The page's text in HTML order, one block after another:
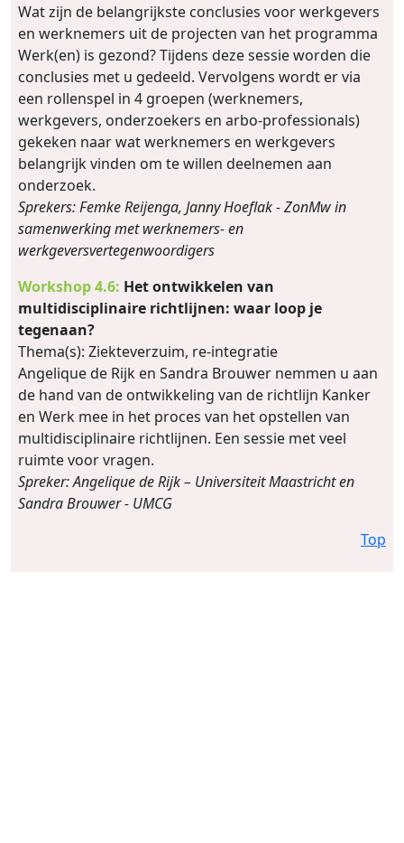
Wat zijn de belangrijkste conclusies voor werkgevers
en werknemers uit de projecten van het programma
Werk(en) is gezond? Tijdens deze sessie worden die
conclusies met u gedeeld. Vervolgens wordt er via
een rollenspel in 4 groepen (werknemers,
werkgevers, onderzoekers en arbo-professionals)
gekeken naar wat werknemers en werkgevers
belangrijk vinden om te willen deelnemen aan
onderzoek.
Sprekers: Femke Reijenga, Janny Hoeflak - ZonMw in
samenwerking met werknemers- en
werkgeversvertegenwoordigers
Workshop 4.6: Het ontwikkelen van
multidisciplinaire richtlijnen: waar loop je
tegenaan?
Thema(s): Ziekteverzuim, re-integratie
Angelique de Rijk en Sandra Brouwer nemmen u aan
de hand van de ontwikkeling van de richtlijn Kanker
en Werk mee in het proces van het opstellen van
multidisciplinaire richtlijnen. Een sessie met veel
ruimte voor vragen.
Spreker: Angelique de Rijk – Universiteit Maastricht en
Sandra Brouwer - UMCG
Top